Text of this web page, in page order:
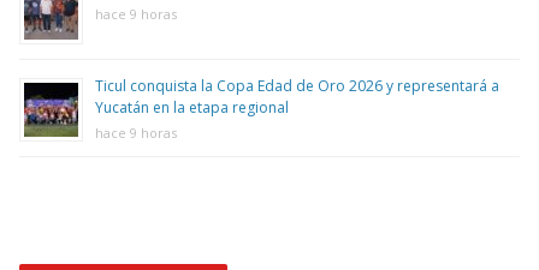
hace 9 horas
Ticul conquista la Copa Edad de Oro 2026 y representará a
Yucatán en la etapa regional
hace 9 horas